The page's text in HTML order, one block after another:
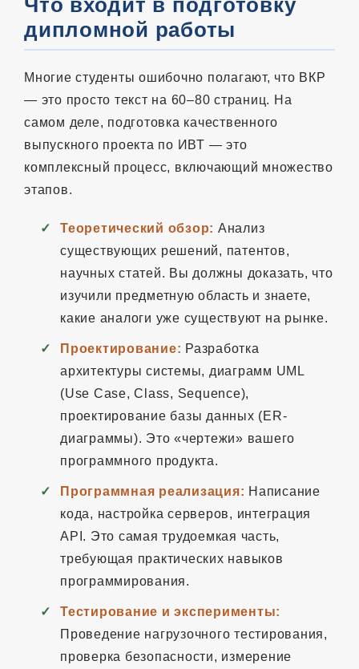
дипломной работы
Многие студенты ошибочно полагают, что ВКР
— это просто текст на 60–80 страниц. На
самом деле, подготовка качественного
выпускного проекта по ИВТ — это
комплексный процесс, включающий множество
этапов.
Теоретический обзор: Анализ
существующих решений, патентов,
научных статей. Вы должны доказать, что
изучили предметную область и знаете,
какие аналоги уже существуют на рынке.
Проектирование: Разработка
архитектуры системы, диаграмм UML
(Use Case, Class, Sequence),
проектирование базы данных (ER-
диаграммы). Это «чертежи» вашего
программного продукта.
Программная реализация: Написание
кода, настройка серверов, интеграция
API. Это самая трудоемкая часть,
требующая практических навыков
программирования.
Тестирование и эксперименты:
Проведение нагрузочного тестирования,
проверка безопасности, измерение